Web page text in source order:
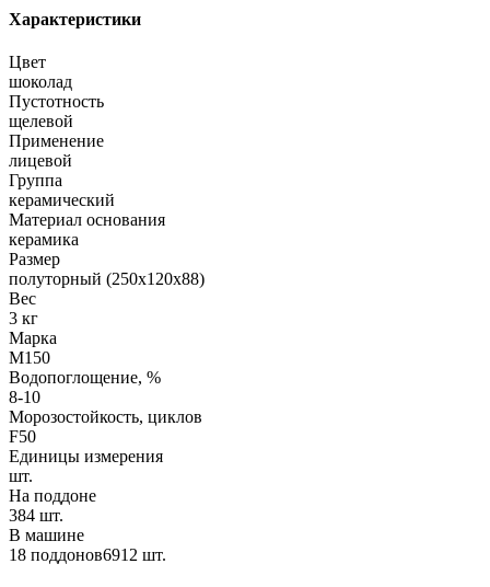
Характеристики
Цвет
шоколад
Пустотность
щелевой
Применение
лицевой
Группа
керамический
Материал основания
керамика
Размер
полуторный (250х120х88)
Вес
3 кг
Марка
М150
Водопоглощение, %
8-10
Морозостойкость, циклов
F50
Единицы измерения
шт.
На поддоне
384 шт.
В машине
18 поддонов6912 шт.